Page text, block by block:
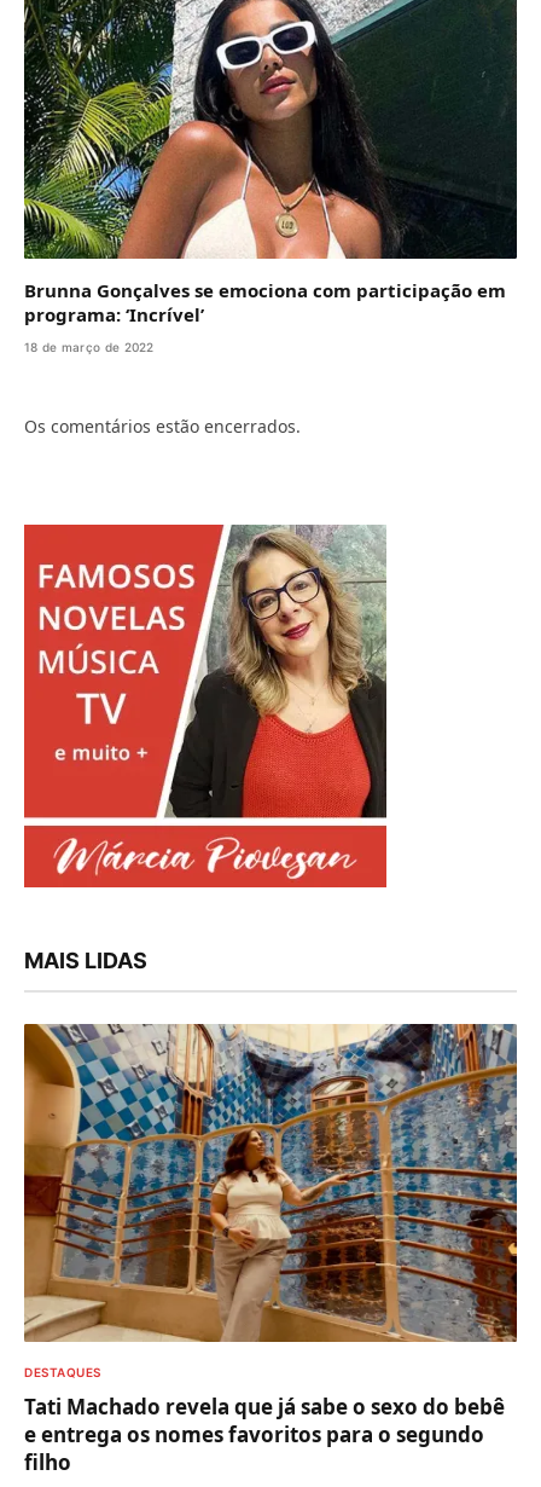
Brunna Gonçalves se emociona com participação em
programa: ‘Incrível’
18 de março de 2022
Os comentários estão encerrados.
MAIS LIDAS
DESTAQUES
Tati Machado revela que já sabe o sexo do bebê
e entrega os nomes favoritos para o segundo
filho